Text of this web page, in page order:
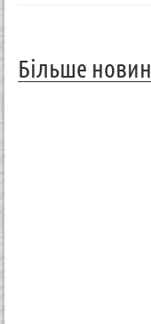
Більше новин